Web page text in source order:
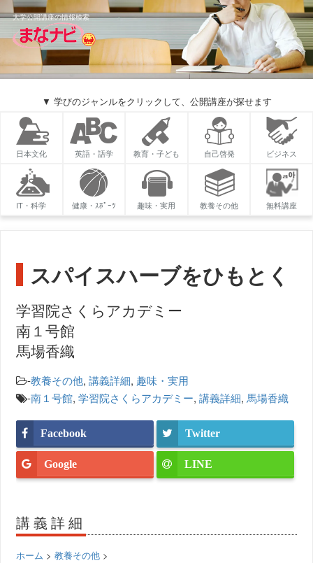
大学公開講座の情報検索
▼ 学びのジャンルをクリックして、公開講座が探せます
日本文化 英語・語学 教育・子ども 自己啓発 ビジネス
IT・科学 健康・ｽﾎﾟｰﾂ 趣味・実用 教養その他 無料講座
スパイスハーブをひもとく
学習院さくらアカデミー
南１号館
馬場香織
-教養その他,講義詳細, 趣味・実用
-南１号館,学習院さくらアカデミー,講義詳細, 馬場香織
Facebook Twitter
Google LINE
講義詳細
ホーム >教養その他 >